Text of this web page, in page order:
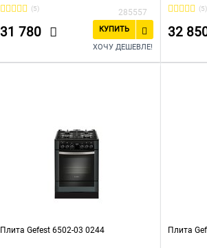
(5) 285557
31 780
КУПИТЬ
ХОЧУ ДЕШЕВЛЕ!
(5)
32
Плита Gefest 6502-03 0244 Плита